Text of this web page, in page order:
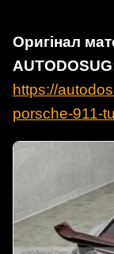
Оригінал
https://
porsche-911-